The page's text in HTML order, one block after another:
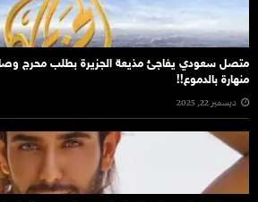
متصل سعودي يفاجئ مذيعة الجزيرة بطلب محرج
منهارة بالدموع!!
ديسمبر 22, 2025